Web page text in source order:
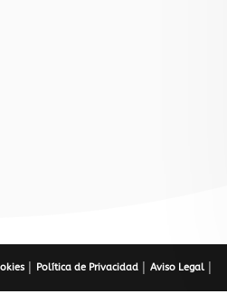
│ Política de Privacidad │ Aviso Legal │